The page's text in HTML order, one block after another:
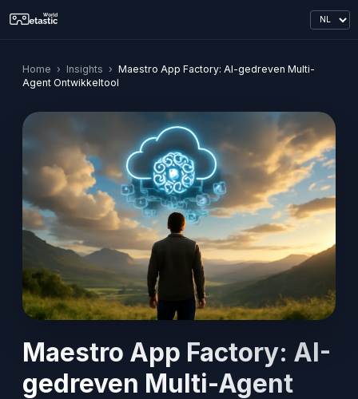
Home › Insights › Maestro App Factory: AI-gedreven Multi-
Agent Ontwikkeltool
Maestro App Factory: AI-
gedreven Multi-Agent